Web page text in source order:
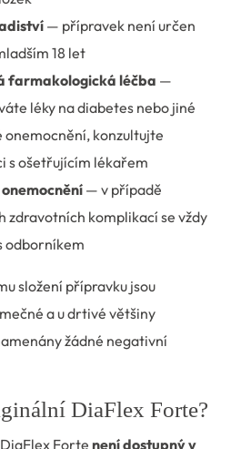
— přípravek není určen
18 let
farmakologická léčba —
léky na diabetes nebo jiné
onemocnění, konzultujte
s ošetřujícím lékařem
— v případě
zdravotních komplikací se vždy
odborníkem
složení přípravku jsou
a u drtivé většiny
žádné negativní
DiaFlex Forte?
Forte není dostupný v